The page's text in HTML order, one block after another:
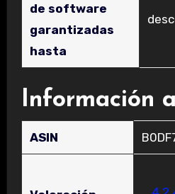
de software
garantizadas
hasta
Información
ASIN